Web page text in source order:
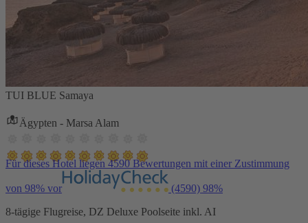
TUI BLUE Samaya
Ägypten - Marsa Alam
Für dieses Hotel liegen 4590 Bewertungen mit einer Zustimmung
von 98% vor (4590) 98%
8-tägige Flugreise, DZ Deluxe Poolseite inkl. AI